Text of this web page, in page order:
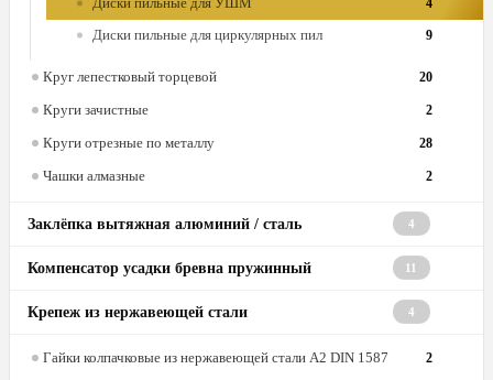
Диски пильные для циркулярных пил 9
Круг лепестковый торцевой 20
Круги зачистные 2
Круги отрезные по металлу 28
Чашки алмазные 2
Заклёпка вытяжная алюминий / сталь 4
Компенсатор усадки бревна пружинный 11
Крепеж из нержавеющей стали 4
Гайки колпачковые из нержавеющей стали А2 DIN 1587 2